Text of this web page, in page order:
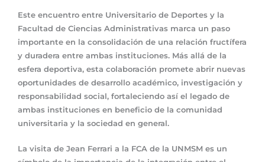
Este encuentro entre Universitario de Deportes y la
Facultad de Ciencias Administrativas marca un paso
importante en la consolidación de una relación fructífera
y duradera entre ambas instituciones. Más allá de la
esfera deportiva, esta colaboración promete abrir nuevas
oportunidades de desarrollo académico, investigación y
responsabilidad social, fortaleciendo así el legado de
ambas instituciones en beneficio de la comunidad
universitaria y la sociedad en general.
La visita de Jean Ferrari a la FCA de la UNMSM es un